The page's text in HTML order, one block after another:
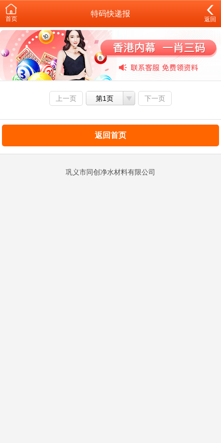
首页
特码快递报
返回
上一页 第1页 下一页
返回首页
巩义市同创净水材料有限公司